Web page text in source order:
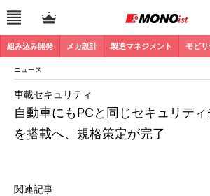
組み込み開発 メカ設計 製造マネジメント モビリ
ニュース
自動車にもPCと同じセキュリティ
を搭載へ、規格策定が完了
車載セキュリティ
関連記事